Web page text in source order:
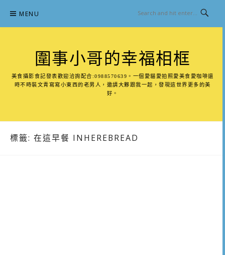
content
MENU
圍事小哥的幸福相框
美食攝影食記發表歡迎洽詢配合:0988570639。一個愛貓愛拍照愛美食愛咖啡還
時不時裝文青寫寫小東西的老男人，邀請大夥跟我一起，發現這世界更多的美
好。
標籤: 在這早餐 INHEREBREAD